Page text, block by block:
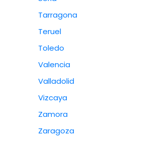
Tarragona
Teruel
Toledo
Valencia
Valladolid
Vizcaya
Zamora
Zaragoza